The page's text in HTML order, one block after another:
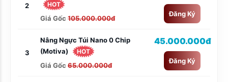
2 HOT
Giá Gốc 105.000.000đ
Đăng Ký
3
Nâng Ngực Túi Nano 0 Chip
(Motiva)
HOT
Giá Gốc 65.000.000đ
45.000.000đ
Đăng Ký